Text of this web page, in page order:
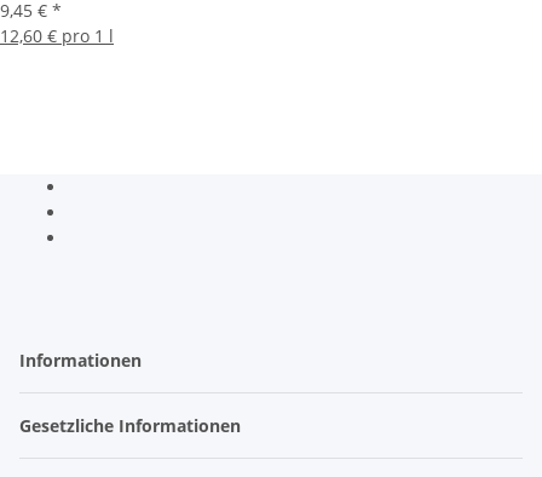
9,45 € *
12,60 € pro 1 l
Informationen
Gesetzliche Informationen